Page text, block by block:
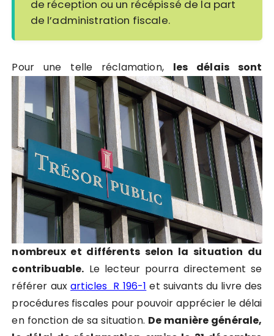
de réception ou un récépissé de la part
de l’administration fiscale.
Pour une telle réclamation, les délais sont
nombreux et différents selon la situation du
contribuable. Le lecteur pourra directement se
référer auxarticles R 196-1 et suivants du livre des
procédures fiscales pour pouvoir apprécier le délai
en fonction de sa situation. De manière générale,